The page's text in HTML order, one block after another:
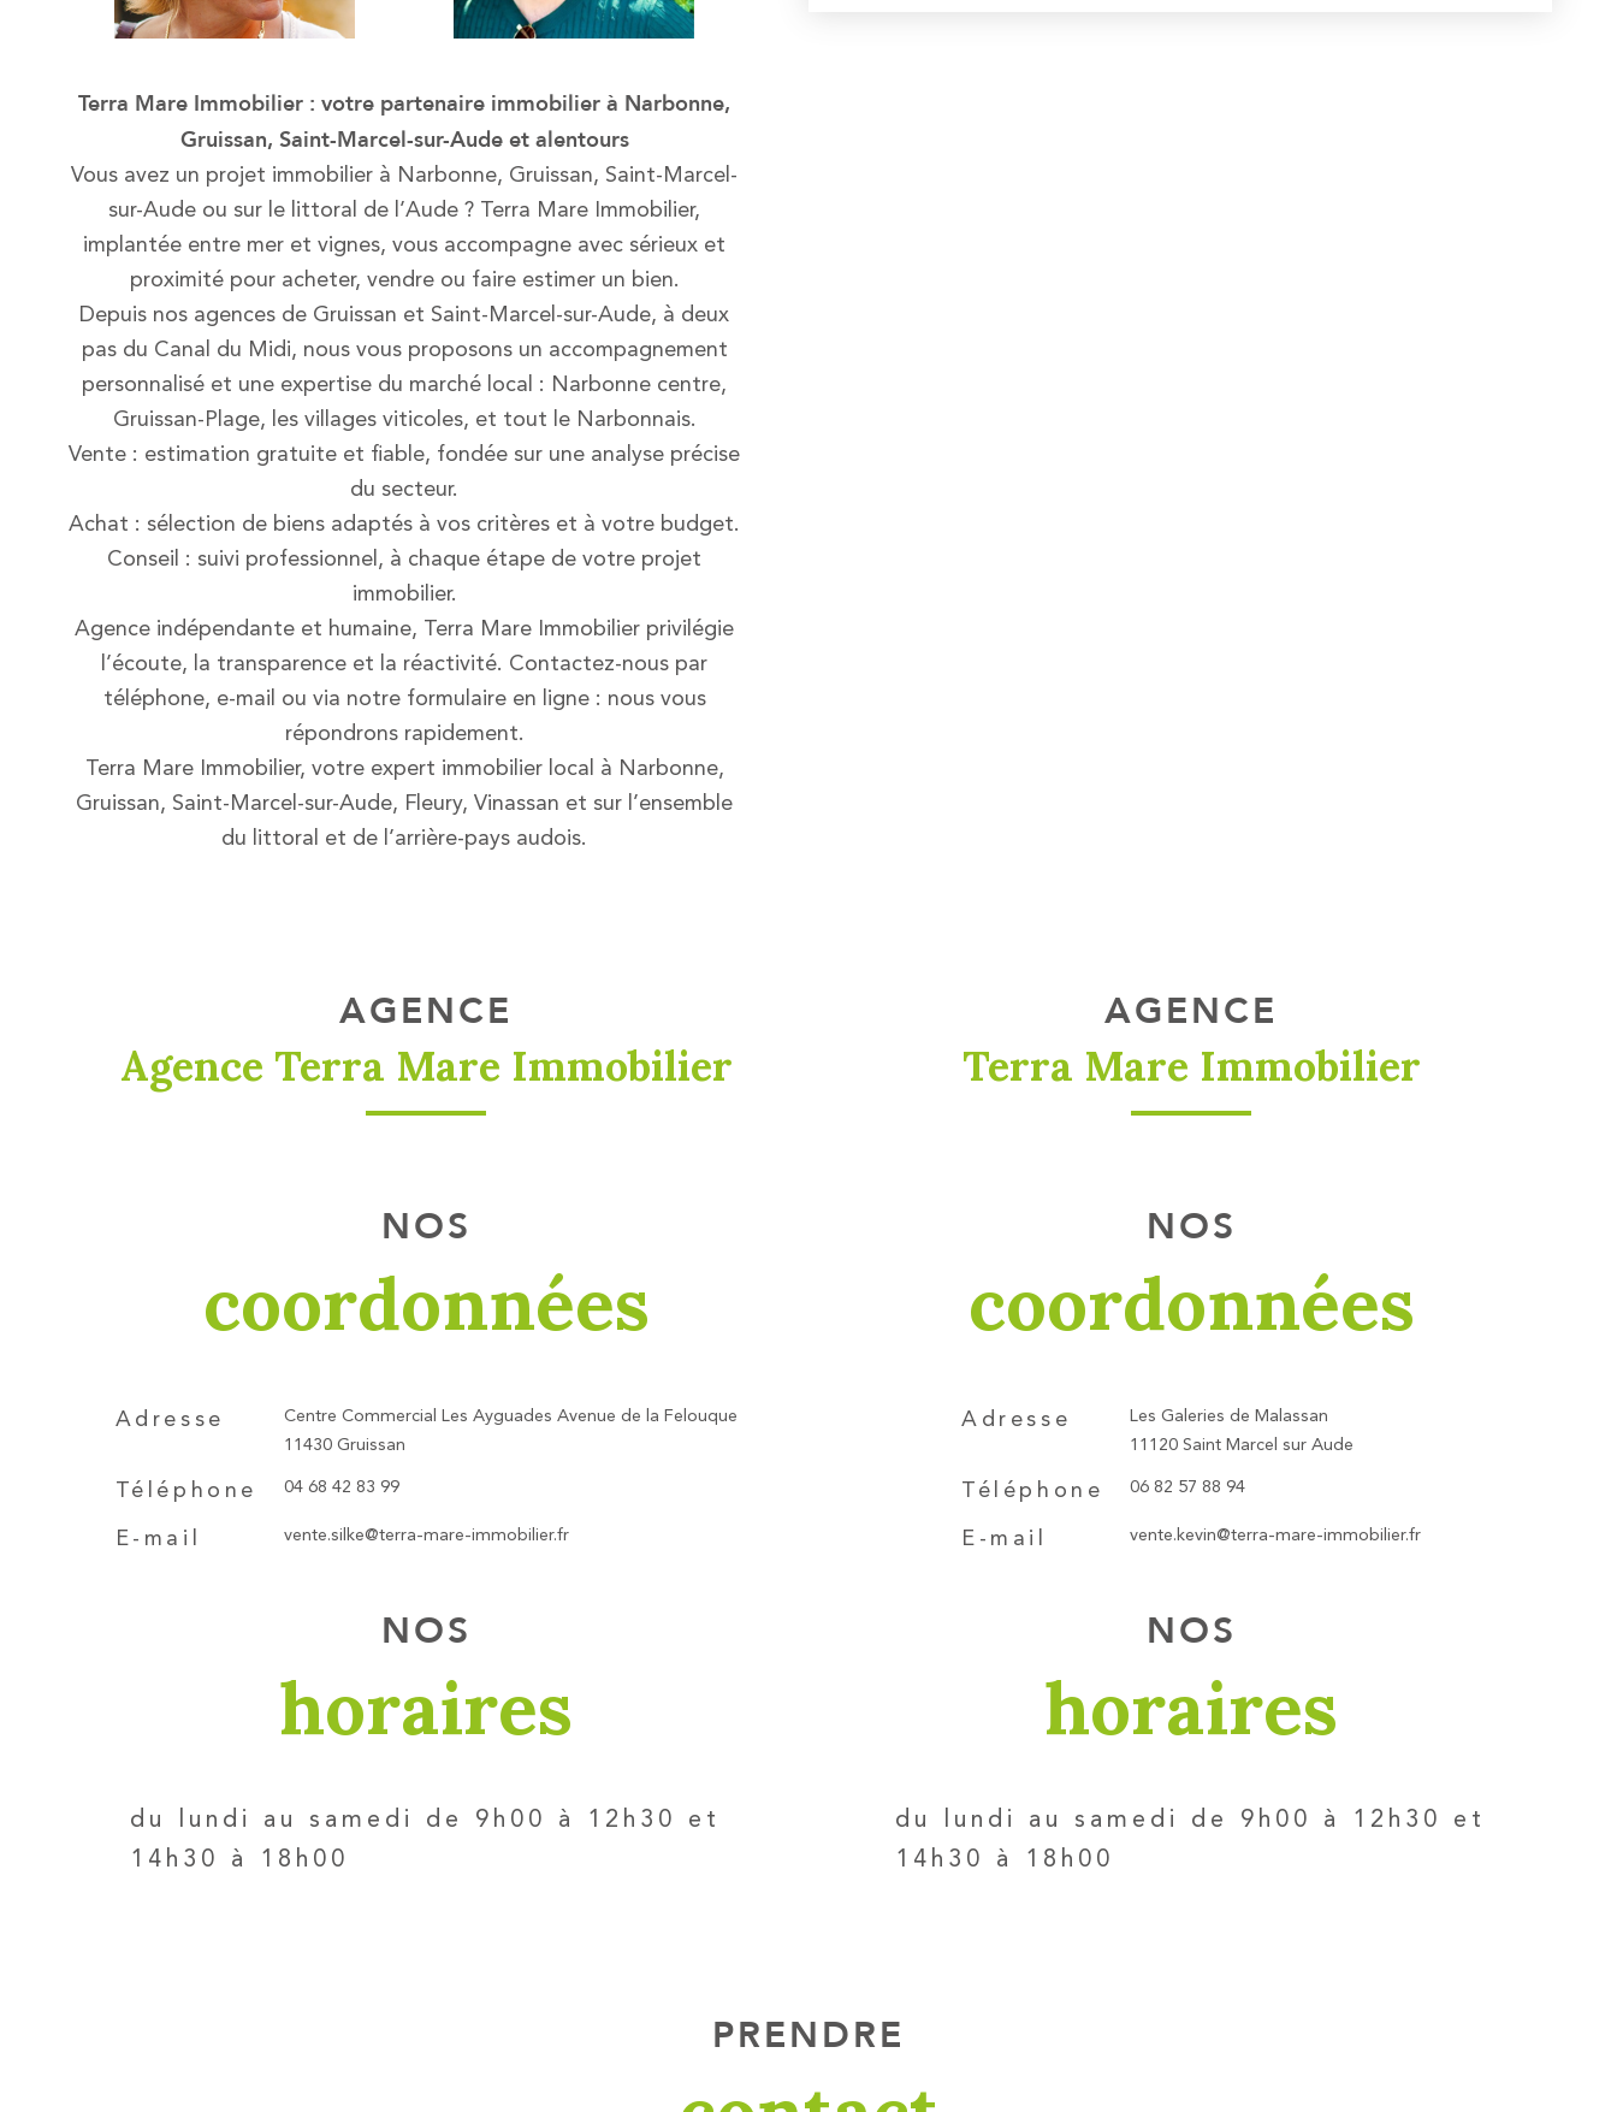
Terra Mare Immobilier : votre partenaire immobilier à Narbonne,
Gruissan, Saint-Marcel-sur-Aude et alentours
Vous avez un projet immobilier à Narbonne, Gruissan, Saint-Marcel-
sur-Aude ou sur le littoral de l’Aude ? Terra Mare Immobilier,
implantée entre mer et vignes, vous accompagne avec sérieux et
proximité pour acheter, vendre ou faire estimer un bien.
Depuis nos agences de Gruissan et Saint-Marcel-sur-Aude, à deux
pas du Canal du Midi, nous vous proposons un accompagnement
personnalisé et une expertise du marché local : Narbonne centre,
Gruissan-Plage, les villages viticoles, et tout le Narbonnais.
Vente : estimation gratuite et fiable, fondée sur une analyse précise
du secteur.
Achat : sélection de biens adaptés à vos critères et à votre budget.
Conseil : suivi professionnel, à chaque étape de votre projet
immobilier.
Agence indépendante et humaine, Terra Mare Immobilier privilégie
l’écoute, la transparence et la réactivité. Contactez-nous par
téléphone, e-mail ou via notre formulaire en ligne : nous vous
répondrons rapidement.
Terra Mare Immobilier, votre expert immobilier local à Narbonne,
Gruissan, Saint-Marcel-sur-Aude, Fleury, Vinassan et sur l’ensemble
du littoral et de l’arrière-pays audois.
AGENCE
Agence Terra Mare Immobilier
NOS
coordonnées
Adresse
Centre Commercial Les Ayguades Avenue de la Felouque
11430 Gruissan
Téléphone 04 68 42 83 99
E-mail vente.silke@terra-mare-immobilier.fr
NOS
horaires
du lundi au samedi de 9h00 à 12h30 et
14h30 à 18h00
AGENCE
Terra Mare Immobilier
NOS
coordonnées
Adresse
Les Galeries de Malassan
11120 Saint Marcel sur Aude
Téléphone 06 82 57 88 94
E-mail vente.kevin@terra-mare-immobilier.fr
NOS
horaires
du lundi au samedi de 9h00 à 12h30 et
14h30 à 18h00
PRENDRE